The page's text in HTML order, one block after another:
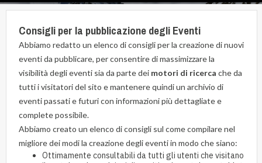
Consigli per la pubblicazione degli Eventi
Abbiamo redatto un elenco di consigli per la creazione di nuovi
eventi da pubblicare, per consentire di massimizzare la
visibilità degli eventi sia da parte dei motori di ricerca che da
tutti i visitatori del sito e mantenere quindi un archivio di
eventi passati e futuri con informazioni più dettagliate e
complete possibile.
Abbiamo creato un elenco di consigli sul come compilare nel
migliore dei modi la creazione degli eventi in modo che siano:
Ottimamente consultabili da tutti gli utenti che visitano